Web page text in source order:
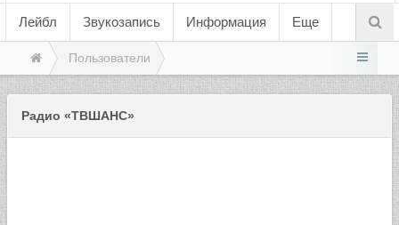
Лейбл Звукозапись Информация Еще
Пользователи
Радио «ТВШАНС»